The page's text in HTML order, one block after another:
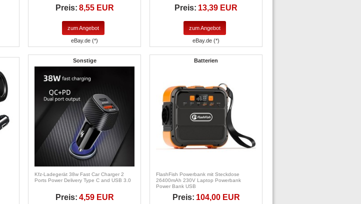
Preis: 8,55 EUR
zum Angebot
eBay.de (*)
Preis: 13,39 EUR
zum Angebot
eBay.de (*)
Sonstige
Kfz-Ladegerät 38w Fast Car Charger 2
Ports Power Delivery Type C and USB 3.0
Preis: 4,59 EUR
Batterien
FlashFish Powerbank mit Steckdose
26400mAh 230V Laptop Powerbank
Power Bank USB
Preis: 104,00 EUR